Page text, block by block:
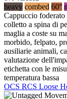
heavy combed 60°
Cappuccio
colletto a spina di
maglia a coste su
morbido, felpato,
ausiliarie animali,
valutazione
etichetta con le
temperatura bassa
OCS RCS Loose